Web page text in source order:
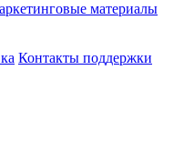
материалы
Контакты поддержки